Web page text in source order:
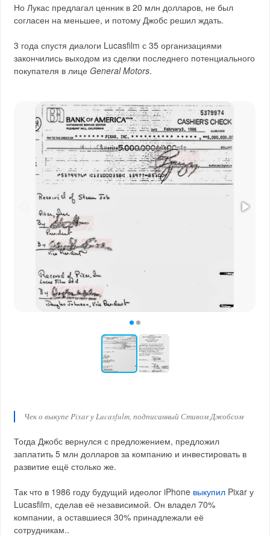
Но Лукас предлагал ценник в 20 млн долларов, не был
согласен на меньшее, и потому Джобс решил ждать.
3 года спустя диалоги Lucasfilm с 35 организациями
закончились выходом из сделки последнего потенциального
покупателя в лице General Motors.
Чек о выкупе Pixar у Lucasfulm, подписанный Стивом Джобсом
Тогда Джобс вернулся с предложением, предложил
заплатить 5 млн долларов за компанию и инвестировать в
развитие ещё столько же.
Так что в 1986 году будущий идеолог iPhone выкупил Pixar у
Lucasfilm, сделав её независимой. Он владел 70%
компании, а оставшиеся 30% принадлежали её
сотрудникам..